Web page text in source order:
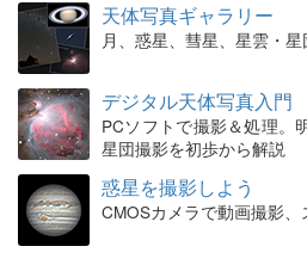
天体写真ギャラリー
月、惑星、彗星、星雲・
デジタル天体写真入門
PCソフトで撮影＆処理。
星団撮影を初歩から解説
惑星を撮影しよう
CMOSカメラで動画撮影